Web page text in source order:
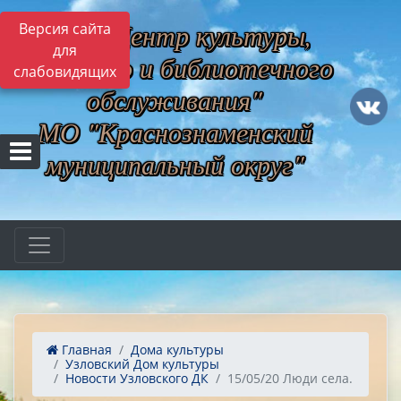
Версия сайта
для
слабовидящих
МБУ "Центр культуры,
музейного и библиотечного
обслуживания"
МО "Краснознаменский
муниципальный округ"
Главная
Дома культуры
Узловский Дом культуры
Новости Узловского ДК
15/05/20 Люди села.